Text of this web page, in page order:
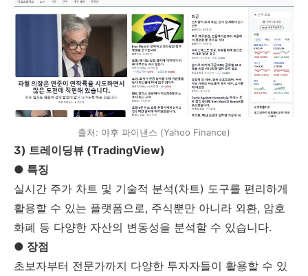
출처: 야후 파이낸스 (Yahoo Finance)
3) 트레이딩뷰 (TradingView)
● 특징
실시간 주가 차트 및 기술적 분석(차트) 도구를 편리하게
활용할 수 있는 플랫폼으로, 주식뿐만 아니라 외환, 암호
화폐 등 다양한 자산의 변동성을 분석할 수 있습니다.
● 장점
초보자부터 전문가까지 다양한 투자자들이 활용할 수 있